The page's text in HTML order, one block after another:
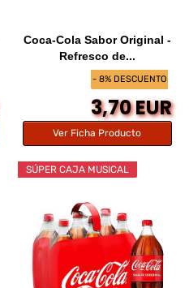
- 8% DESCUENTO
Coca-Cola Sabor Original -
Refresco de...
3,70 EUR
Ver Ficha Producto
SÚPER CAJA MUSICAL